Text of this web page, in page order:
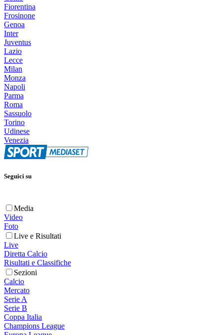
Fiorentina
Frosinone
Genoa
Inter
Juventus
Lazio
Lecce
Milan
Monza
Napoli
Parma
Roma
Sassuolo
Torino
Udinese
Venezia
Seguici su
Media
Video
Foto
Live e Risultati
Live
Diretta Calcio
Risultati e Classifiche
Sezioni
Calcio
Mercato
Serie A
Serie B
Coppa Italia
Champions League